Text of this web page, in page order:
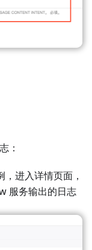
：
进入详情页面，
服务输出的日志